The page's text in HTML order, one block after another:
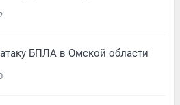
БПЛА в Омской области